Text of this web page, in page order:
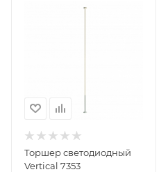
Торшер светодиодный
Vertical 7353